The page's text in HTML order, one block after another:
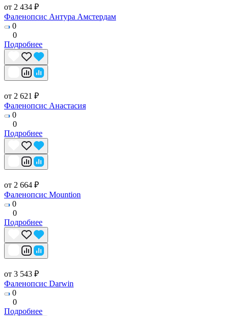
от 2 434 ₽
Фаленопсис Антура Амстердам
0
0
Подробнее
от 2 621 ₽
Фаленопсис Анастасия
0
0
Подробнее
от 2 664 ₽
Фаленопсис Mountion
0
0
Подробнее
от 3 543 ₽
Фаленопсис Darwin
0
0
Подробнее